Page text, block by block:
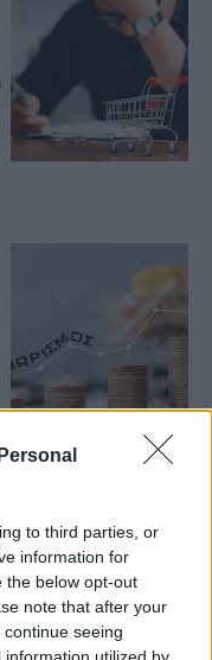
to third parties, or
information for
the below opt-out
note that after your
seeing
utilized by